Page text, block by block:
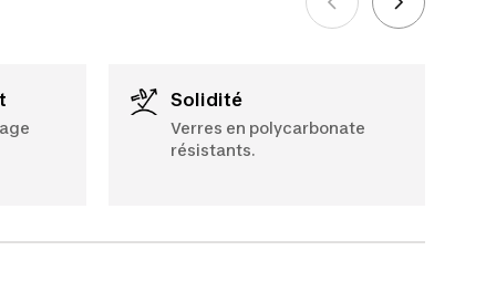
Solidité
Verres en polycarbonate
résistants.